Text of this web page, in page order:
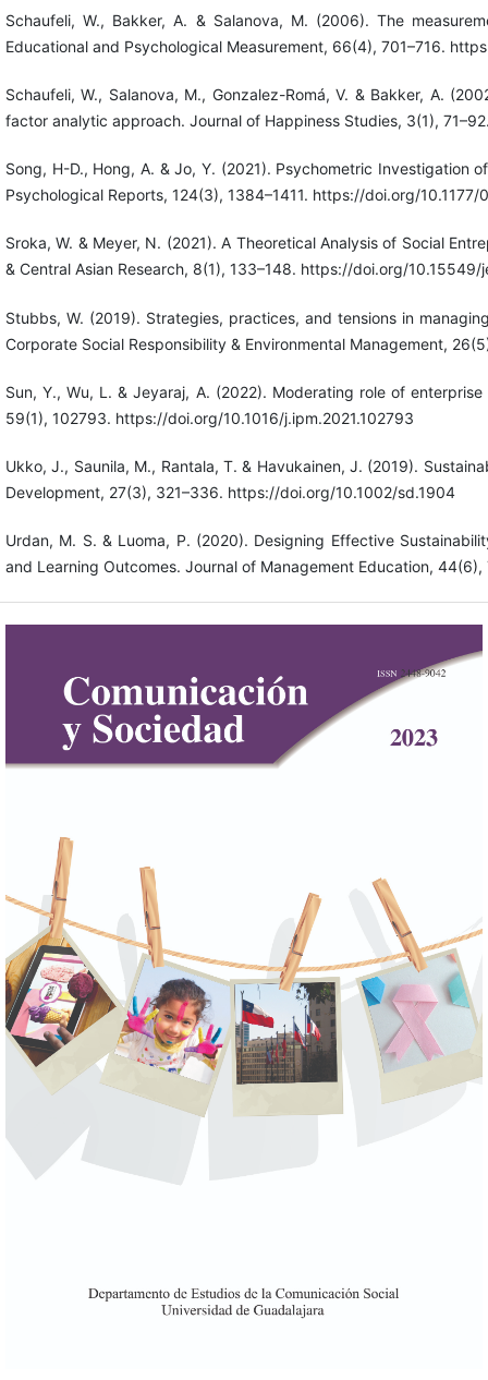
Schaufeli, W., Bakker, A. & Salanova, M. (2006). The
Educational and Psychological Measurement, 66(4), 701–716.
Schaufeli, W., Salanova, M., Gonzalez-Romá, V. & Bakker, A.
factor analytic approach. Journal of Happiness Studies, 3(1),
Song, H-D., Hong, A. & Jo, Y. (2021). Psychometric Investigation
Psychological Reports, 124(3), 1384–1411. https://doi.org/
Sroka, W. & Meyer, N. (2021). A Theoretical Analysis of Social
& Central Asian Research, 8(1), 133–148. https://doi.org/10.15549/
Stubbs, W. (2019). Strategies, practices, and tensions in
Corporate Social Responsibility & Environmental Management,
Sun, Y., Wu, L. & Jeyaraj, A. (2022). Moderating role of
59(1), 102793. https://doi.org/10.1016/j.ipm.2021.102793
Ukko, J., Saunila, M., Rantala, T. & Havukainen, J. (2019).
Development, 27(3), 321–336. https://doi.org/10.1002/sd.1904
Urdan, M. S. & Luoma, P. (2020). Designing Effective
and Learning Outcomes. Journal of Management Education,